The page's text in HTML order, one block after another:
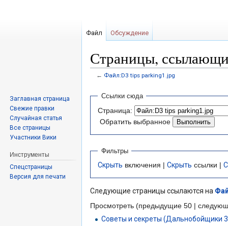
Страницы,
← Файл:D3 tips parking1.jpg
Перейти
навигации
Перейти
поиску
Ссылки сюда
Страница:
Обратить выбранное
Фильтры
Скрыть включения | Скрыть ссылки |
Следующие страницы ссылаются на
Просмотреть (предыдущие 50 |
Советы и секреты (Дальнобойщики
Файл Обсуждение
Заглавная страница
Свежие правки
Случайная статья
Все страницы
Участники Вики
Инструменты
Спецстраницы
Версия для печати